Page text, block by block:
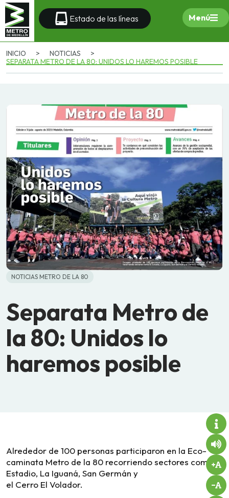
Estado de las líneas Menú
INICIO > NOTICIAS
>
SEPARATA METRO DE LA 80: UNIDOS LO HAREMOS POSIBLE
NOTICIAS METRO DE LA 80
Separata Metro de
la 80: Unidos lo
haremos posible
Alrededor de 100 personas participaron en la Eco-
caminata Metro de la 80 recorriendo sectores como El
Estadio, La Iguaná, San Germán y
el Cerro El Volador.